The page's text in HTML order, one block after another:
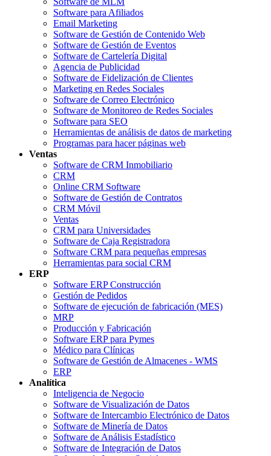
Software para Afiliados
Email Marketing
Software de Gestión de Contenido Web
Software de Gestión de Eventos
Software de Cartelería Digital
Agencia de Publicidad
Software de Fidelización de Clientes
Marketing en Redes Sociales
Software de Correo Electrónico
Software de Monitoreo de Redes Sociales
Software para SEO
Herramientas de análisis de datos de marketing
Programas para hacer páginas web
Ventas
Software de CRM Inmobiliario
CRM
Online CRM Software
Software de Gestión de Contratos
CRM Móvil
Ventas
CRM para Universidades
Software de Caja Registradora
Software CRM para pequeñas empresas
Herramientas para social CRM
ERP
Software ERP Construcción
Gestión de Pedidos
Software de ejecución de fabricación (MES)
MRP
Producción y Fabricación
Software ERP para Pymes
Médico para Clínicas
Software de Gestión de Almacenes - WMS
ERP
Analítica
Inteligencia de Negocio
Software de Visualización de Datos
Software de Intercambio Electrónico de Datos
Software de Minería de Datos
Software de Análisis Estadístico
Software de Integración de Datos